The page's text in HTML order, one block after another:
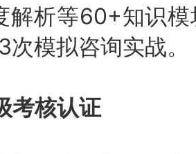
解析等60+知识
模拟咨询实战。
考核认证